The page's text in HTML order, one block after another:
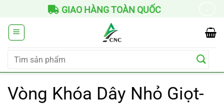
dung
GIAO HÀNG TOÀN QUỐC
Tìm
Vòng Khóa Dây Nhỏ Giọt-